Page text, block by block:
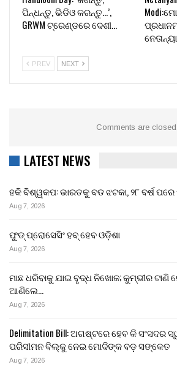
ପିନ୍ଧନ୍ତୁ, ଭିଡିଓ କରନ୍ତୁ…’,
GRWM ଟ୍ରେଣ୍ଡରେ ଦେଶୀ…
PREV NEXT
Comments are closed.
LATEST NEWS
ହକି ବିଶ୍ୱକପ: ଭାରତକୁ ବଡ ଝଟକା, ୨୮ ବର୍ଷ
Aug 7, 2026
ଫୁଡ୍‌ ପ୍ରୋସେସିଂ ହବ୍‌ ହେବ ଓଡ଼ିଶା
Aug 7, 2026
ମାଛ ଧରିବାକୁ ଯାଇ ବୃଦ୍ଧ ନିଖୋଜ; କୁମ୍ଭୀର
ଆଣିଲେ…
Aug 7, 2026
Delimitation Bill: ଅଗଷ୍ଟରେ ହେବ କି ସଂସଦର
ପରିସୀମନ ବିଲ୍‌କୁ ନେଇ ମୋଦିଙ୍କ ବଡ଼ ସଙ୍କେତ
Aug 7, 2026